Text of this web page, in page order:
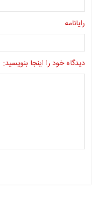
رایانامه
دیدگاه خود را اینجا بنویسید: